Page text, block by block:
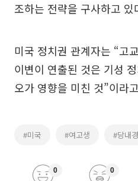
조하는 전략을 구사하고 있
미국 정치권 관계자는 “고
이변이 연출된 것은 기성
오가 영향을 미친 것”이라
#미국 #여고생 #당내
0 0